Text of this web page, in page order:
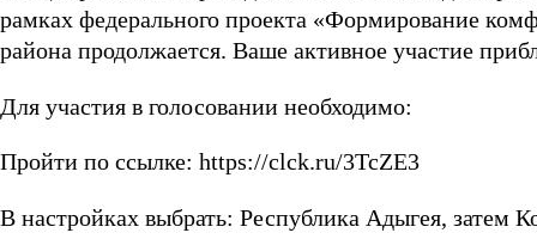
рамках федерального проекта «Формирование
района продолжается. Ваше активное участие
Для участия в голосовании необходимо:
Пройти по ссылке: https://clck.ru/3TcZE3
В настройках выбрать: Республика Адыгея, затем